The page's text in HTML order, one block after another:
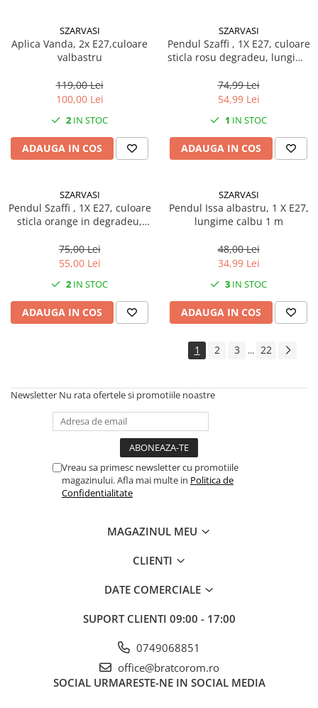
SZARVASI
Aplica Vanda, 2x E27,culoare
valbastru
119,00 Lei
100,00 Lei
2 IN STOC
ADAUGA IN COS
SZARVASI
Pendul Szaffi , 1X E27, culoare
sticla rosu degradeu, lungime
74,99 Lei
54,99 Lei
1 IN STOC
ADAUGA IN COS
SZARVASI
Pendul Szaffi , 1X E27, culoare
sticla orange in degradeu,
75,00 Lei
55,00 Lei
2 IN STOC
ADAUGA IN COS
SZARVASI
Pendul Issa albastru, 1 X E27,
lungime calbu 1 m
48,00 Lei
34,99 Lei
3 IN STOC
ADAUGA IN COS
1 2 3 ... 22
Newsletter Nu rata ofertele si promotiile noastre
Vreau sa primesc newsletter cu promotiile
magazinului. Afla mai multe in Politica de
Confidentialitate
MAGAZINUL MEU
CLIENTI
DATE COMERCIALE
SUPORT CLIENTI 09:00 - 17:00
0749068851
office@bratcorom.ro
SOCIAL URMARESTE-NE IN SOCIAL MEDIA